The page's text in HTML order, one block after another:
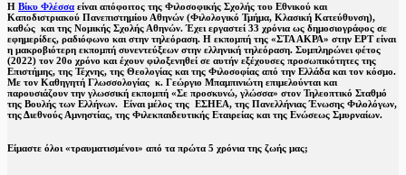
H Βίκυ Φλέσσα είναι απόφοιτος της Φιλοσοφικής Σχολής του Εθνικού και
Καποδιστριακού Πανεπιστημίου Αθηνών (Φιλολογικό Τμήμα, Κλασική Κατεύθυνση),
καθώς και της Νομικής Σχολής Αθηνών. Έχει εργαστεί 33 χρόνια ως δημοσιογράφος σε
εφημερίδες, ραδιόφωνο και στην τηλεόραση. Η εκπομπή της «ΣΤΑ ΑΚΡΑ» στην ΕΡΤ είναι
η μακροβιότερη εκπομπή συνεντεύξεων στην ελληνική τηλεόραση. Συμπληρώνει φέτος
(2022) τον 20ο χρόνο και έχουν φιλοξενηθεί σε αυτήν εξέχουσες προσωπικότητες της
Επιστήμης, της Τέχνης, της Θεολογίας και της Φιλοσοφίας από την Ελλάδα και τον κόσμο.
Με τον Καθηγητή Γλωσσολογίας κ. Γεώργιο Μπαμπινιώτη επιμελούνται και
παρουσιάζουν την γλωσσική εκπομπή «Σε προσκυνώ, γλώσσα» στον Τηλεοπτικό Σταθμό
της Βουλής των Ελλήνων. Είναι μέλος της ΕΣΗΕΑ, της Πανελλήνιας Ένωσης Φιλολόγων,
της Διεθνούς Αμνηστίας, της Φιλεκπαιδευτικής Εταιρείας και της Ενώσεως Σμυρναίων.
Είμαστε όλοι «τραυματισμένοι» από τα πρώτα 5 χρόνια της ζωής μας;